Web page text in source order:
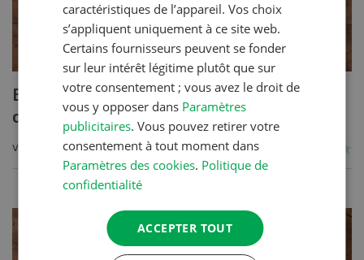
Blancs de poulet sauce épinards à la
crème
VERS LA RECETTE
caractéristiques de l’appareil. Vos choix
s’appliquent uniquement à ce site web.
Certains fournisseurs peuvent se fonder
sur leur intérêt légitime plutôt que sur
votre consentement ; vous avez le droit de
vous y opposer dans Paramètres
publicitaires. Vous pouvez retirer votre
consentement à tout moment dans
Paramètres des cookies. Politique de
confidentialité
ACCEPTER TOUT